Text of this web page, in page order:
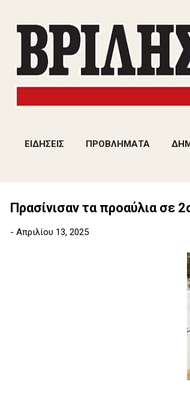
ΕΙΔΗΣΕΙΣ ΠΡΟΒΛΗΜΑΤΑ
Πρασίνισαν τα προαύλια σε
- Απριλίου 13, 2025